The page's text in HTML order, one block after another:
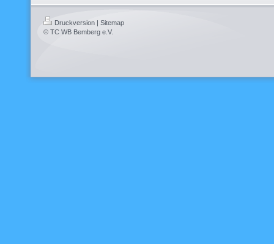
Druckversion | Sitemap
© TC WB Bemberg e.V.